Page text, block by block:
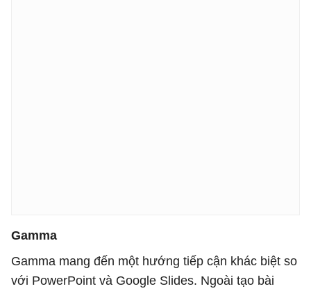
Gamma
Gamma mang đến một hướng tiếp cận khác biệt so
với PowerPoint và Google Slides. Ngoài tạo bài